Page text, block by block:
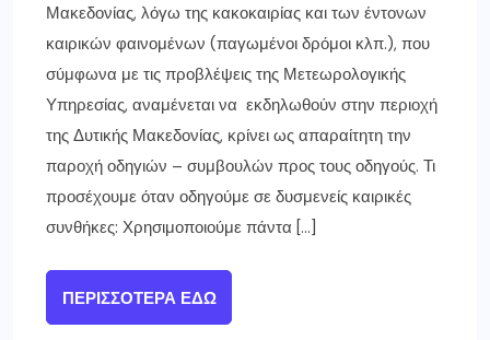
Μακεδονίας, λόγω της κακοκαιρίας και των έντονων
καιρικών φαινομένων (παγωμένοι δρόμοι κλπ.), που
σύμφωνα με τις προβλέψεις της Μετεωρολογικής
Υπηρεσίας, αναμένεται να εκδηλωθούν στην περιοχή
της Δυτικής Μακεδονίας, κρίνει ως απαραίτητη την
παροχή οδηγιών – συμβουλών προς τους οδηγούς. Τι
προσέχουμε όταν οδηγούμε σε δυσμενείς καιρικές
συνθήκες: Χρησιμοποιούμε πάντα […]
ΠΕΡΙΣΣΌΤΕΡΑ ΕΔΏ